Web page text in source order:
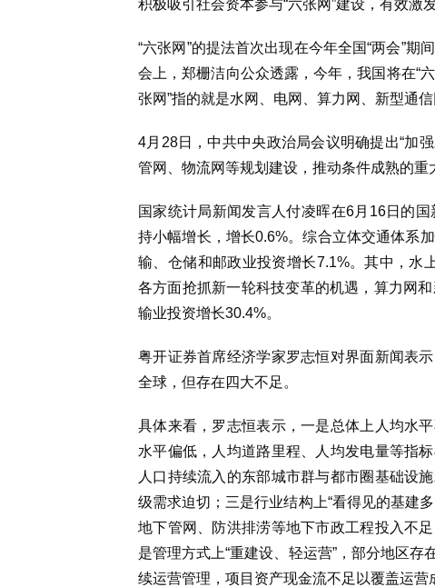
积极吸引社会资本参与“六张网”建设，有效激
“六张网”的提法首次出现在今年全国“两会”
会上，郑栅洁向公众透露，今年，我国将在“
张网”指的就是水网、电网、算力网、新型通
4月28日，中共中央政治局会议明确提出“加
管网、物流网等规划建设，推动条件成熟的重
国家统计局新闻发言人付凌晖在6月16日的
持小幅增长，增长0.6%。综合立体交通体系
输、仓储和邮政业投资增长7.1%。其中，水
各方面抢抓新一轮科技变革的机遇，算力网
输业投资增长30.4%。
粤开证券首席经济学家罗志恒对界面新闻表
全球，但存在四大不足。
具体来看，罗志恒表示，一是总体上人均水
水平偏低，人均道路里程、人均发电量等指
人口持续流入的东部城市群与都市圈基础设
级需求迫切；三是行业结构上“看得见的基建
地下管网、防洪排涝等地下市政工程投入不
是管理方式上“重建设、轻运营”，部分地区
续运营管理，项目资产现金流不足以覆盖运营